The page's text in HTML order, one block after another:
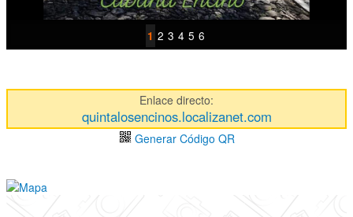
1 2 3 4 5 6
Enlace directo:
quintalosencinos.localizanet.com
Generar Código QR